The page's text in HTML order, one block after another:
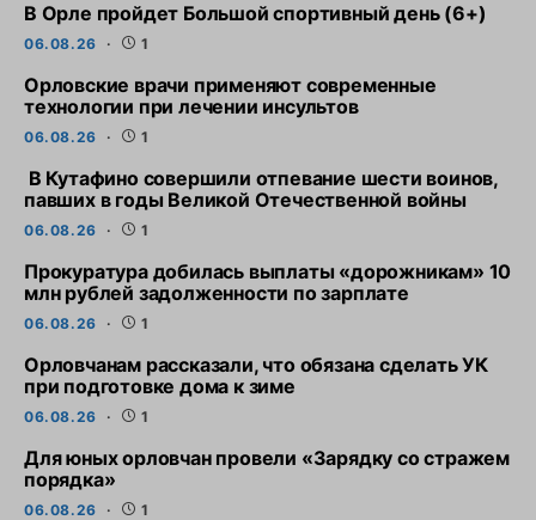
В Орле пройдет Большой спортивный день (6+)
06.08.26 1
Орловские врачи применяют современные
технологии при лечении инсультов
06.08.26 1
В Кутафино совершили отпевание шести воинов,
павших в годы Великой Отечественной войны
06.08.26 1
Прокуратура добилась выплаты «дорожникам» 10
млн рублей задолженности по зарплате
06.08.26 1
Орловчанам рассказали, что обязана сделать УК
при подготовке дома к зиме
06.08.26 1
Для юных орловчан провели «Зарядку со стражем
порядка»
06.08.26 1